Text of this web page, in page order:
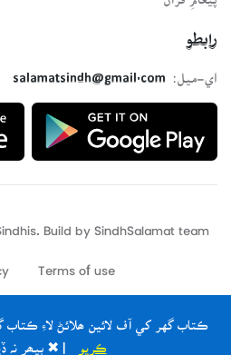
ڪتاب گهر کي آف لائين ھلائڻ لاءِ ڪتاب
| ✖ ٻيھر نہ
رابطو
اي-ميل:
salamatsindh@gmail.com
Build by
Terms of use